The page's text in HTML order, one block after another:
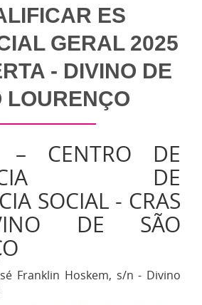
ES
GERAL 2025
- DIVINO DE
LOURENÇO
CENTRO DE
DE
SOCIAL - CRAS
DE SÃO
Franklin Hoskem, s/n - Divino